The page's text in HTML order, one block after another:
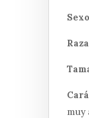
muy